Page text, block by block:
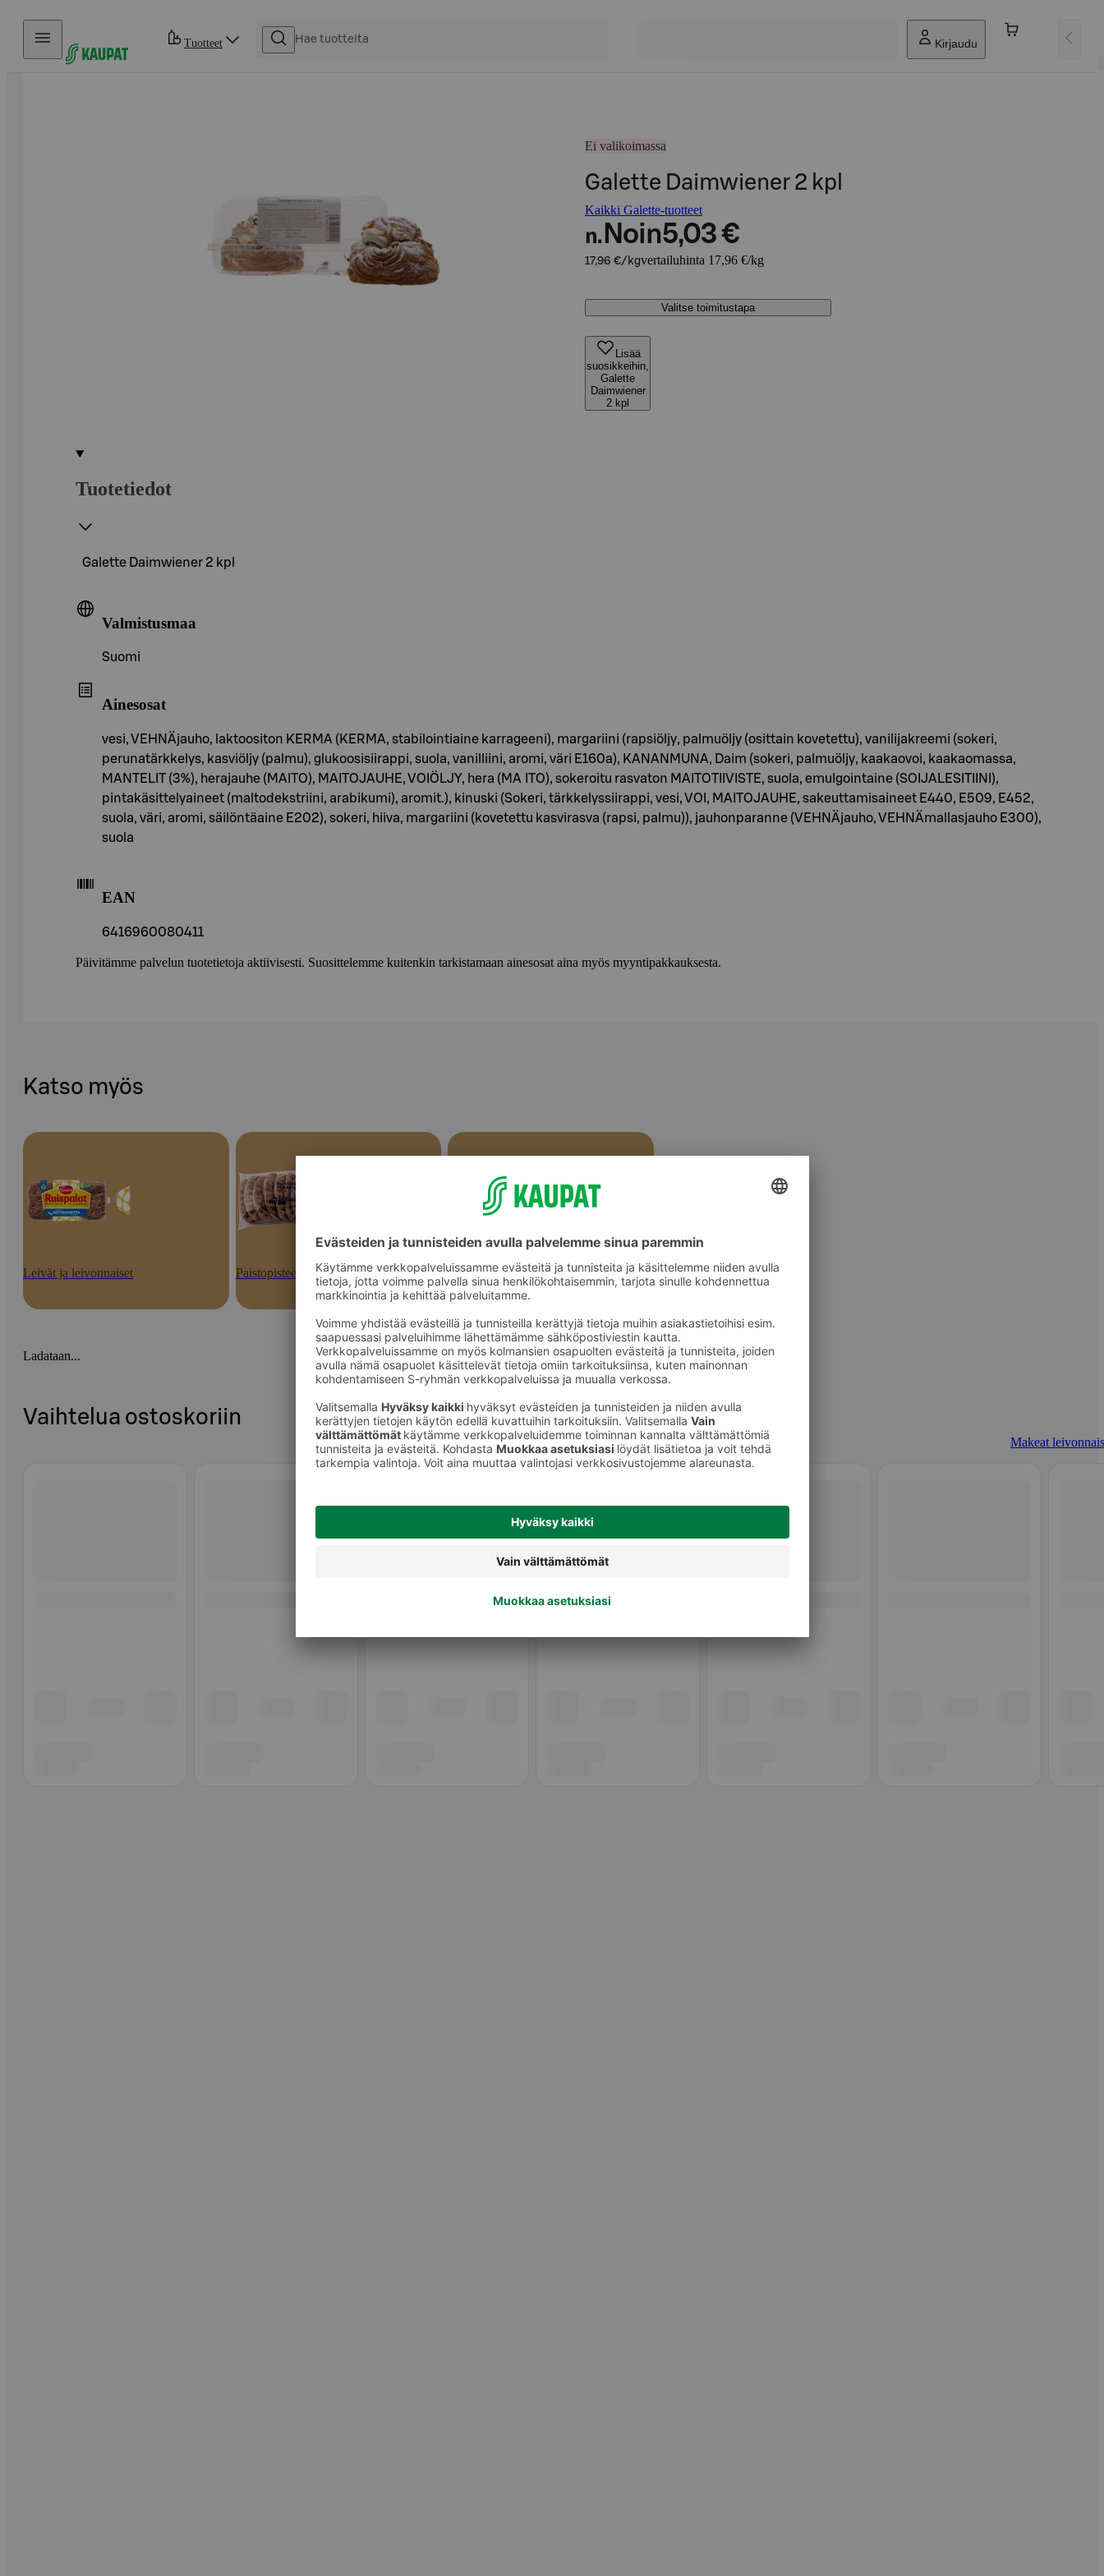
Hyppää sisältöön
Tuotteet Kirjaudu
Ei valikoimassa
Galette Daimwiener 2 kpl
Kaikki Galette-tuotteet
n. Noin5,03 €
17,96 €/kgvertailuhinta 17,96 €/kg
Valitse toimitustapa
Lisää
suosikkeihin,
Galette
Daimwiener
2 kpl
Tuotetiedot
Galette Daimwiener 2 kpl
Valmistusmaa
Suomi
Ainesosat
vesi, VEHNÄjauho, laktoositon KERMA (KERMA, stabilointiaine karrageeni), margariini (rapsiöljy, palmuöljy (osittain kovetettu), vanilijakreemi (sokeri,
perunatärkkelys, kasviöljy (palmu), glukoosisiirappi, suola, vanilliini, aromi, väri E160a), KANANMUNA, Daim (sokeri, palmuöljy, kaakaovoi, kaakaomassa,
MANTELIT (3%), herajauhe (MAITO), MAITOJAUHE, VOIÖLJY, hera (MA ITO), sokeroitu rasvaton MAITOTIIVISTE, suola, emulgointaine (SOIJALESITIINI),
pintakäsittelyaineet (maltodekstriini, arabikumi), aromit.), kinuski (Sokeri, tärkkelyssiirappi, vesi, VOI, MAITOJAUHE, sakeuttamisaineet E440, E509, E452,
suola, väri, aromi, säilöntäaine E202), sokeri, hiiva, margariini (kovetettu kasvirasva (rapsi, palmu)), jauhonparanne (VEHNÄjauho, VEHNÄmallasjauho E300),
suola
EAN
6416960080411
Päivitämme palvelun tuotetietoja aktiivisesti. Suosittelemme kuitenkin tarkistamaan ainesosat aina myös myyntipakkauksesta.
Katso myös
Leivät ja leivonnaiset Paistopisteen tuotteet Makeat leivonnaiset
Ladataan...
Vaihtelua ostoskoriin
Makeat